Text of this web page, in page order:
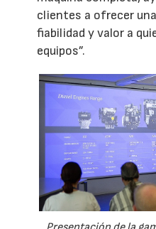
clientes a ofrecer
fiabilidad y valor a
equipos”.